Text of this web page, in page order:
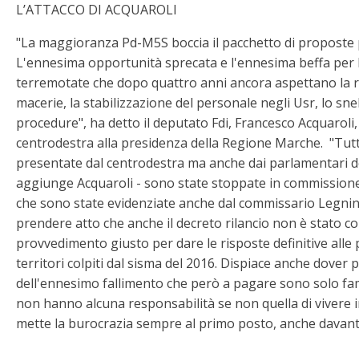
L’ATTACCO DI ACQUAROLI
"La maggioranza Pd-M5S boccia il pacchetto di proposte
L'ennesima opportunità sprecata e l'ennesima beffa
terremotate che dopo quattro anni ancora aspettano la
macerie, la stabilizzazione del personale negli Usr, lo
procedure", ha detto il deputato Fdi, Francesco
centrodestra alla presidenza della Regione Marche.
presentate dal centrodestra ma anche dai parlamentari
aggiunge Acquaroli - sono state stoppate in
che sono state evidenziate anche dal commissario
prendere atto che anche il decreto rilancio non è stato
provvedimento giusto per dare le risposte definitive alle
territori colpiti dal sisma del 2016. Dispiace anche dover
dell'ennesimo fallimento che però a pagare sono solo
non hanno alcuna responsabilità se non quella di vivere
mette la burocrazia sempre al primo posto, anche